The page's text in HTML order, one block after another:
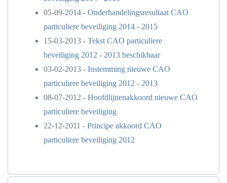
05-09-2014 - Onderhandelingsresultaat CAO
particuliere beveiliging 2014 - 2015
15-03-2013 - Tekst CAO particuliere
beveiliging 2012 - 2013 beschikbaar
03-02-2013 - Instemming nieuwe CAO
particuliere beveiliging 2012 - 2013
08-07-2012 - Hoofdlijnenakkoord nieuwe CAO
particuliere beveiliging
22-12-2011 - Principe akkoord CAO
particuliere beveiliging 2012